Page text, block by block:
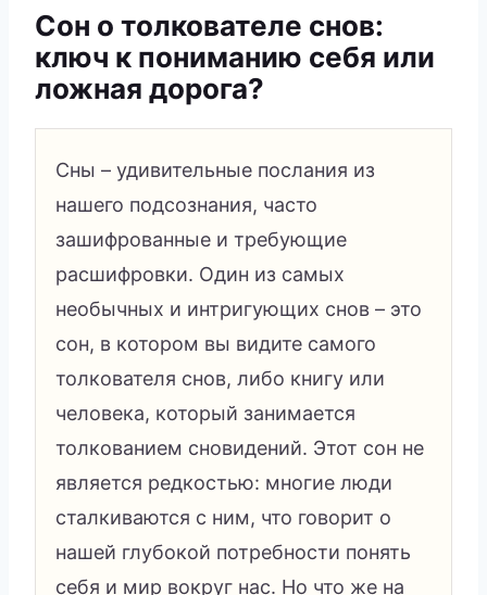
Сон о толкователе снов:
ключ к пониманию себя или
ложная дорога?
Сны – удивительные послания из
нашего подсознания, часто
зашифрованные и требующие
расшифровки. Один из самых
необычных и интригующих снов – это
сон, в котором вы видите самого
толкователя снов, либо книгу или
человека, который занимается
толкованием сновидений. Этот сон не
является редкостью: многие люди
сталкиваются с ним, что говорит о
нашей глубокой потребности понять
себя и мир вокруг нас. Но что же на